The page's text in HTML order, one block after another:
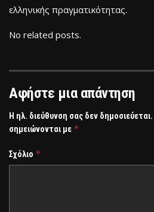
ελληνικής πραγματικότητας.
No related posts.
Αφήστε μια απάντηση
Η ηλ. διεύθυνση σας δεν δημοσιεύεται.
σημειώνονται με *
Σχόλιο *